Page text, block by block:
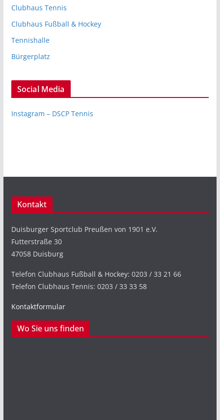
Clubhaus Tennis
Clubhaus Fußball & Hockey
Tennishalle
Bürgerplatz
Social Media
Instagram – DSCP Tennis
Kontakt
Duisburger Sportclub Preußen von 1901 e.V.
Futterstraße 30
47058 Duisburg
Telefon Clubhaus Fußball & Hockey: 0203 / 33 21 66
Telefon Clubhaus Tennis: 0203 / 33 33 58
Kontaktformular
Wo Sie uns finden